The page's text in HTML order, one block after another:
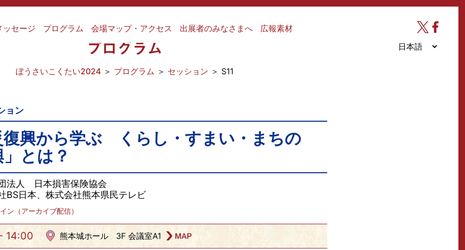
ッセージ プログラム 会場マップ・アクセス 出展者のみなさまへ 広報素材
プログラム
ぼうさいこくたい2024 ＞ プログラム ＞ セッション ＞ S11
ョン
復興から学ぶ くらし・すまい・まちの
」とは？
法人 日本損害保険協会
BS日本、株式会社熊本県民テレビ
ン（アーカイブ配信）
14:00 熊本城ホール 3F 会議室A1